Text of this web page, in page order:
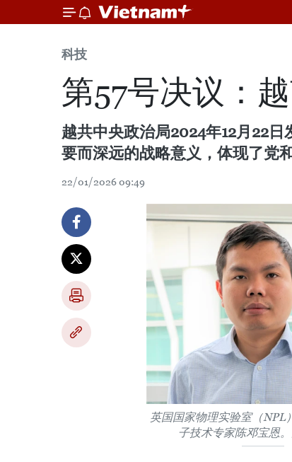
科技
第57号决议：
越共中央政治局2024年12月22
要而深远的战略意义，体现了党
22/01/2026 09:49
英国国家物理实验室（NPL
子技术专家陈邓宝恩